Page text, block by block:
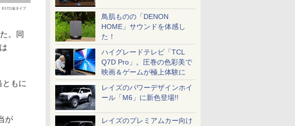
鳥肌ものの「DENON
HOME」サウンドを体感し
た！
ハイグレードテレビ「TCL
Q7D Pro」。圧巻の色彩美で
映画＆ゲームが極上体験に
レイズのパワーデザインホイ
ール「M6」に新色登場!!
レイズのプレミアムカー向け
E17口金タイプ
。同
もに
が